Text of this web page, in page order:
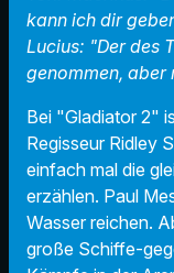
kann ich dir
Lucius: "Der des
genommen, aber
Bei "Gladiator 2"
Regisseur Ridley
einfach mal die
erzählen. Paul
Wasser reichen.
große Schiffe-